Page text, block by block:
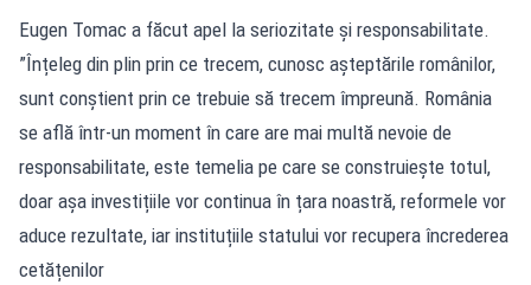
Eugen Tomac a făcut apel la seriozitate și responsabilitate.
”Înțeleg din plin prin ce trecem, cunosc așteptările românilor,
sunt conștient prin ce trebuie să trecem împreună. România
se află într-un moment în care are mai multă nevoie de
responsabilitate, este temelia pe care se construiește totul,
doar așa investițiile vor continua în țara noastră, reformele vor
aduce rezultate, iar instituțiile statului vor recupera încrederea
cetățenilor